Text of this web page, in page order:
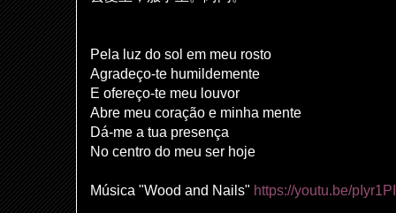
Pela luz do sol em meu rosto
Agradeço-te humildemente
E ofereço-te meu louvor
Abre meu coração e minha mente
Dá-me a tua presença
No centro do meu ser hoje
Música "Wood and Nails" https://youtu.be/